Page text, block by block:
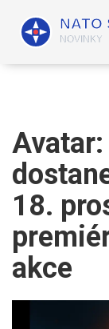
Avatar:
18.
akce